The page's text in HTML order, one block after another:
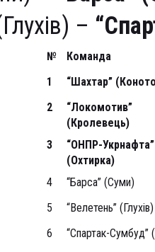
–
№
Команда
1
“Шахтар”
2
“Локомотив”
(Кролевець)
3
“ОНПР-Укрнафта”
(Охтирка)
4
“Барса” (Суми)
5
“Велетень” (Глухів)
6
“Спартак-Сумбуд”